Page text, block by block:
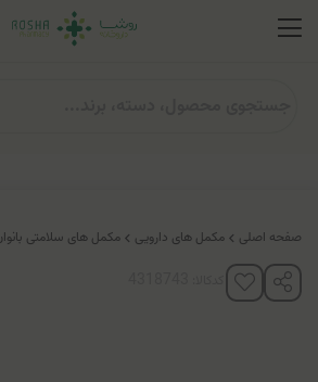
صفحه اصلی مکمل های دارویی مکمل های سلامتی